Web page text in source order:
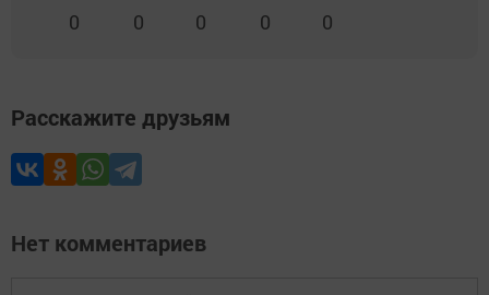
0 0 0 0 0
Расскажите друзьям
Нет комментариев